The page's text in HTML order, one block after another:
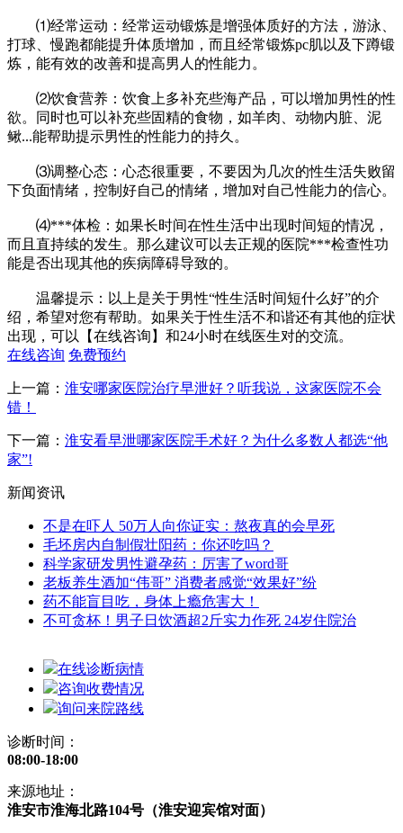
⑴经常运动：经常运动锻炼是增强体质好的方法，游泳、
打球、慢跑都能提升体质增加，而且经常锻炼pc肌以及下蹲锻
炼，能有效的改善和提高男人的性能力。
⑵饮食营养：饮食上多补充些海产品，可以增加男性的性
欲。同时也可以补充些固精的食物，如羊肉、动物内脏、泥
鳅...能帮助提示男性的性能力的持久。
⑶调整心态：心态很重要，不要因为几次的性生活失败留
下负面情绪，控制好自己的情绪，增加对自己性能力的信心。
⑷***体检：如果长时间在性生活中出现时间短的情况，
而且直持续的发生。那么建议可以去正规的医院***检查性功
能是否出现其他的疾病障碍导致的。
温馨提示：以上是关于男性“性生活时间短什么好”的介
绍，希望对您有帮助。如果关于性生活不和谐还有其他的症状
出现，可以【在线咨询】和24小时在线医生对的交流。
在线咨询 免费预约
上一篇： 淮安哪家医院治疗早泄好？听我说，这家医院不会
错！
下一篇： 淮安看早泄哪家医院手术好？为什么多数人都选“他
家”!
新闻资讯
不是在吓人 50万人向你证实：熬夜真的会早死
毛坯房内自制假壮阳药：你还吃吗？
科学家研发男性避孕药：厉害了word哥
老板养生酒加“伟哥” 消费者感觉“效果好”纷
药不能盲目吃，身体上瘾危害大！
不可贪杯！男子日饮酒超2斤实力作死 24岁住院治
在线诊断病情
咨询收费情况
询问来院路线
诊断时间：
08:00-18:00
来源地址：
淮安市淮海北路104号（淮安迎宾馆对面）